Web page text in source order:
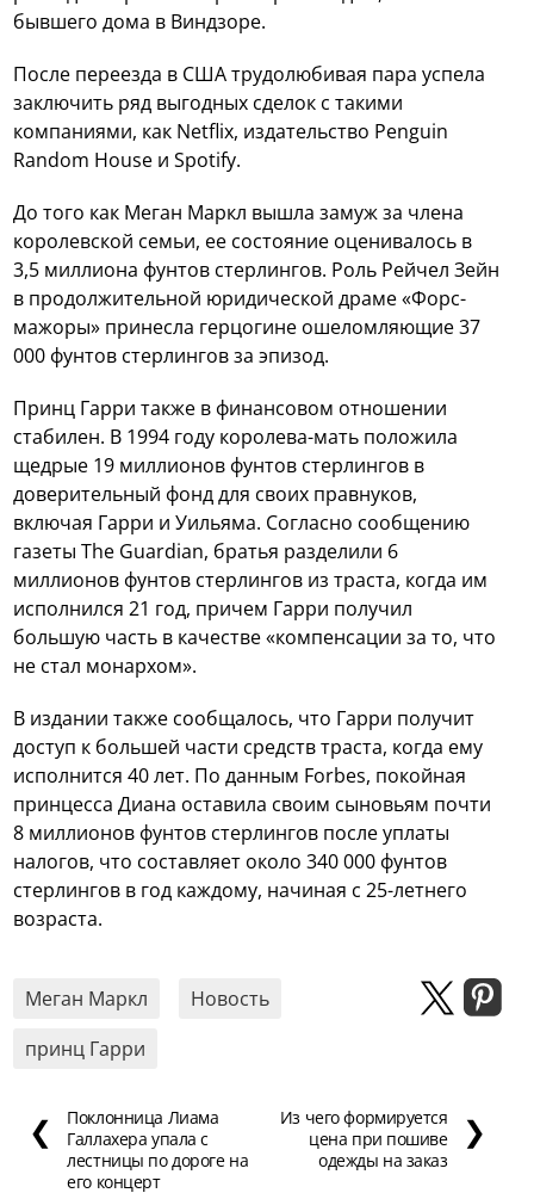
бывшего дома в Виндзоре.
После переезда в США трудолюбивая пара успела
заключить ряд выгодных сделок с такими
компаниями, как Netflix, издательство Penguin
Random House и Spotify.
До того как Меган Маркл вышла замуж за члена
королевской семьи, ее состояние оценивалось в
3,5 миллиона фунтов стерлингов. Роль Рейчел Зейн
в продолжительной юридической драме «Форс-
мажоры» принесла герцогине ошеломляющие 37
000 фунтов стерлингов за эпизод.
Принц Гарри также в финансовом отношении
стабилен. В 1994 году королева-мать положила
щедрые 19 миллионов фунтов стерлингов в
доверительный фонд для своих правнуков,
включая Гарри и Уильяма. Согласно сообщению
газеты The Guardian, братья разделили 6
миллионов фунтов стерлингов из траста, когда им
исполнился 21 год, причем Гарри получил
большую часть в качестве «компенсации за то, что
не стал монархом».
В издании также сообщалось, что Гарри получит
доступ к большей части средств траста, когда ему
исполнится 40 лет. По данным Forbes, покойная
принцесса Диана оставила своим сыновьям почти
8 миллионов фунтов стерлингов после уплаты
налогов, что составляет около 340 000 фунтов
стерлингов в год каждому, начиная с 25-летнего
возраста.
Меган Маркл
Новость
принц Гарри
❮
Поклонница Лиама
Галлахера упала с
лестницы по дороге на
его концерт
Из чего формируется
цена при пошиве
одежды на заказ
❯